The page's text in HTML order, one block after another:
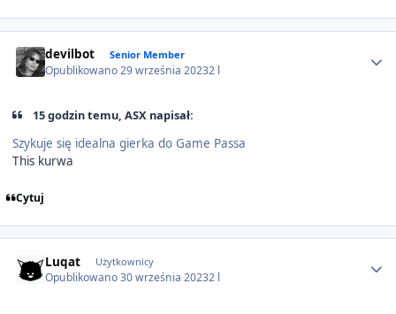
devilbot Senior Member
Opublikowano29 września 20232 l
15 godzin temu, ASX napisał:
Szykuje się idealna gierka do Game Passa
This kurwa
Cytuj
Luqat Użytkownicy
Opublikowano30 września 20232 l